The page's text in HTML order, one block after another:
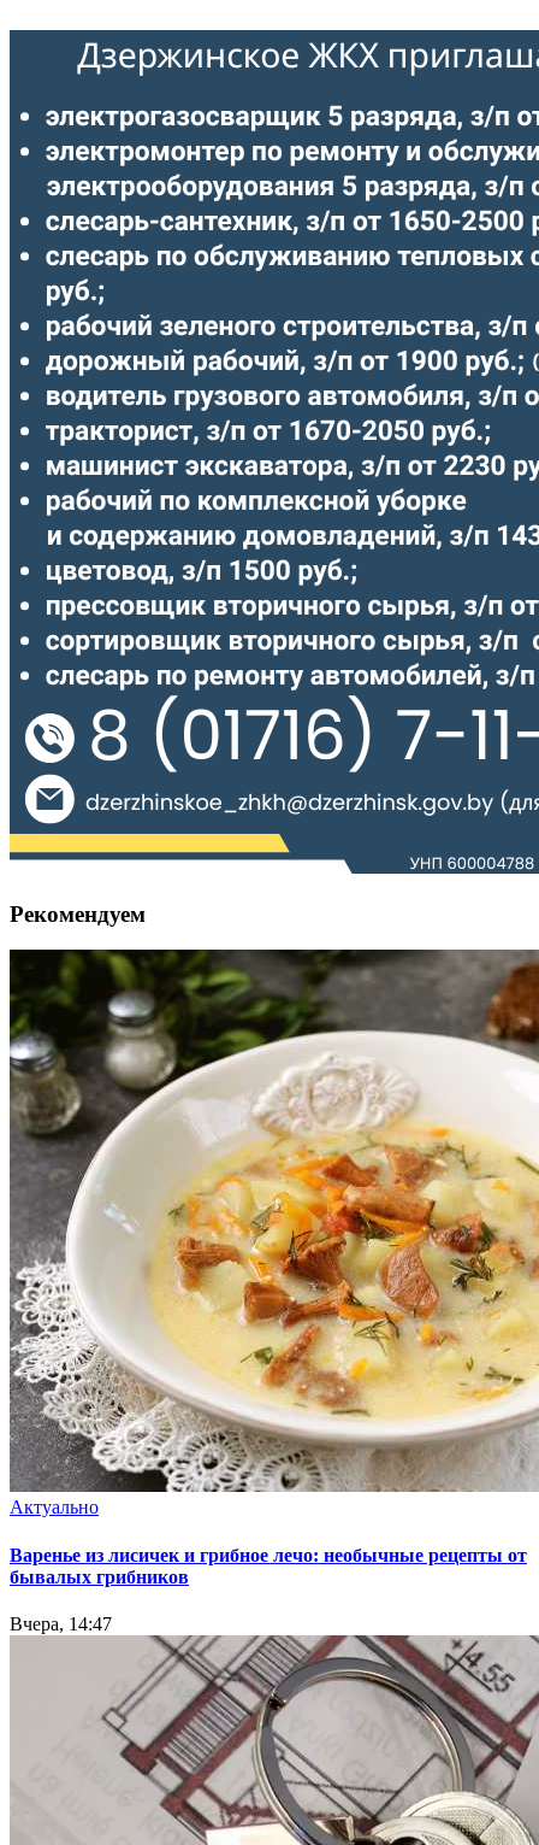
Рекомендуем
Актуально
Варенье из лисичек и грибное лечо: необычные рецепты от
бывалых грибников
Вчера, 14:47